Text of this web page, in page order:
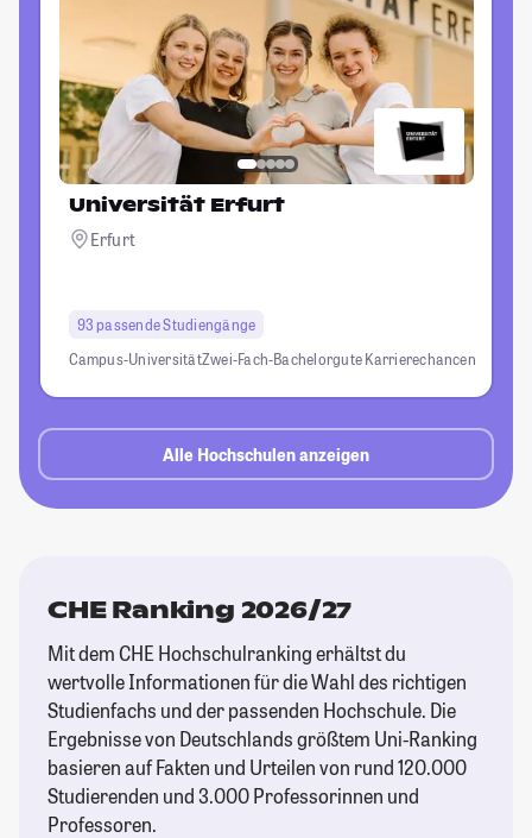
Universität Erfurt
Erfurt
93 passende Studiengänge
Campus-UniversitätZwei-Fach-Bachelorgute Karrierechancen
Alle Hochschulen anzeigen
CHE Ranking 2026/27
Mit dem CHE Hochschulranking erhältst du
wertvolle Informationen für die Wahl des richtigen
Studienfachs und der passenden Hochschule. Die
Ergebnisse von Deutschlands größtem Uni-Ranking
basieren auf Fakten und Urteilen von rund 120.000
Studierenden und 3.000 Professorinnen und
Professoren.